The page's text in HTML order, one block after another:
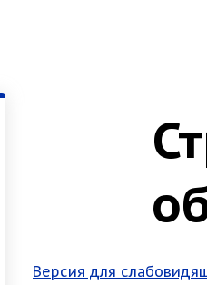
Версия для